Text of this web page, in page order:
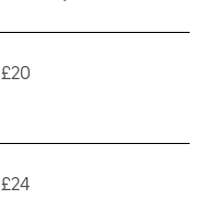
£20
£24